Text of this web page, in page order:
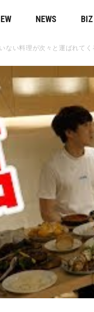
NEWS BIZ
ない料理が次々と運ばれて